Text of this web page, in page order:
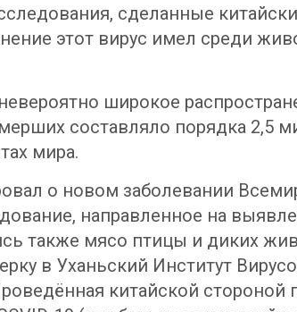
сделанные
этот вирус имел среди
широкое
составляло порядка 2,5
мира.
о новом заболевании
направленное на
также мясо птицы и диких
в Уханьский Институт
китайской